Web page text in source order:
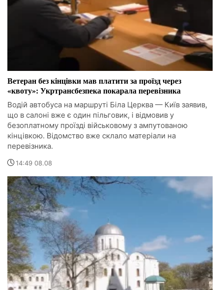
Ветеран без кінцівки мав платити за проїзд через
«квоту»: Укртрансбезпека покарала перевізника
Водій автобуса на маршруті Біла Церква — Київ заявив,
що в салоні вже є один пільговик, і відмовив у
безоплатному проїзді військовому з ампутованою
кінцівкою. Відомство вже склало матеріали на
перевізника.
14:49 08.08